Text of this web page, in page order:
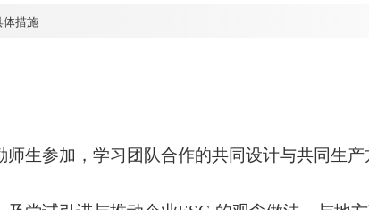
体措施
生参加，学习团队合作的共同设计与共同生